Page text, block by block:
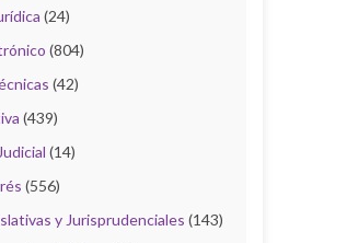
(24)
(804)
(42)
(439)
(14)
(556)
y Jurisprudenciales (143)